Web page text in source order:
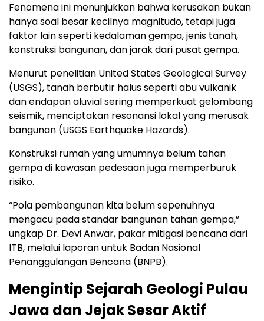
Fenomena ini menunjukkan bahwa kerusakan bukan
hanya soal besar kecilnya magnitudo, tetapi juga
faktor lain seperti kedalaman gempa, jenis tanah,
konstruksi bangunan, dan jarak dari pusat gempa.
Menurut penelitian United States Geological Survey
(USGS), tanah berbutir halus seperti abu vulkanik
dan endapan aluvial sering memperkuat gelombang
seismik, menciptakan resonansi lokal yang merusak
bangunan (USGS Earthquake Hazards).
Konstruksi rumah yang umumnya belum tahan
gempa di kawasan pedesaan juga memperburuk
risiko.
“Pola pembangunan kita belum sepenuhnya
mengacu pada standar bangunan tahan gempa,”
ungkap Dr. Devi Anwar, pakar mitigasi bencana dari
ITB, melalui laporan untuk Badan Nasional
Penanggulangan Bencana (BNPB).
Mengintip Sejarah Geologi Pulau
Jawa dan Jejak Sesar Aktif